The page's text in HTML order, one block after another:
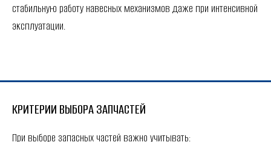
стабильную работу навесных механизмов даже при интенсивной
эксплуатации.
КРИТЕРИИ ВЫБОРА ЗАПЧАСТЕЙ
При выборе запасных частей важно учитывать: